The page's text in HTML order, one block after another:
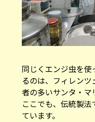
同じくエンジ虫を使
るのは、フィレン
者の多いサンタ・マ
ここでも、伝統製
ています。